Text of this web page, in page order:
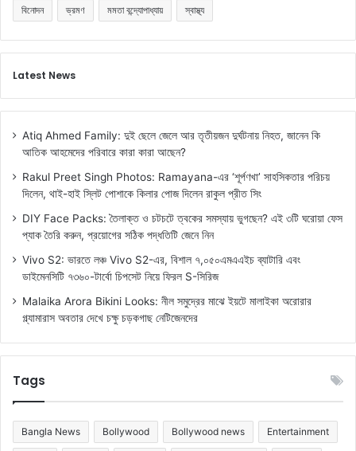
বিনোদন ভ্রমণ মমতা বন্দ্যোপাধ্যায় স্বাস্থ্য
Latest News
Atiq Ahmed Family: দুই ছেলে জেলে আর তৃতীয়জন দুর্ঘটনায় নিহত, জানেন কি
আতিক আহমেদের পরিবারে কারা কারা আছেন?
Rakul Preet Singh Photos: Ramayana-এর ‘শূর্পণখা’ সাহসিকতার পরিচয়
দিলেন, থাই-হাই স্লিট পোশাকে কিলার পোজ দিলেন রাকুল প্রীত সিং
DIY Face Packs: তৈলাক্ত ও চটচটে ত্বকের সমস্যায় ভুগছেন? এই ৩টি ঘরোয়া ফেস
প্যাক তৈরি করুন, প্রয়োগের সঠিক পদ্ধতিটি জেনে নিন
Vivo S2: ভারতে লঞ্চ Vivo S2-এর, বিশাল ৭,০৫০এমএএইচ ব্যাটারি এবং
ডাইমেনসিটি ৭৩৬০-টার্বো চিপসেট নিয়ে ফিরল S-সিরিজ
Malaika Arora Bikini Looks: নীল সমুদ্রের মাঝে ইয়টে মালাইকা অরোরার
গ্ল্যামারাস অবতার দেখে চক্ষু চড়কগাছ নেটিজেনদের
Tags
Bangla News Bollywood Bollywood news Entertainment